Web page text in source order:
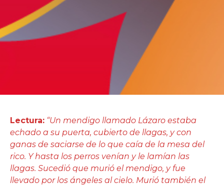
Lectura: “Un mendigo llamado Lázaro estaba
echado a su puerta, cubierto de llagas, y con
ganas de saciarse de lo que caía de la mesa del
rico. Y hasta los perros venían y le lamían las
llagas. Sucedió que murió el mendigo, y fue
llevado por los ángeles al cielo. Murió también el